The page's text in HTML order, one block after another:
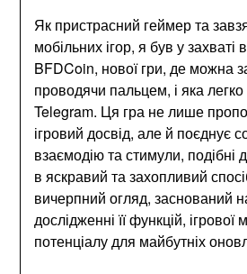
Як пристрасний геймер та
мобільних ігор, я був у захваті
BFDCoin, нової гри, де можна
проводячи пальцем, і яка легко
Telegram. Ця гра не лише
ігровий досвід, але й поєднує
взаємодію та стимули, подібні
в яскравий та захопливий
вичерпний огляд, заснований
дослідженні її функцій, ігрової
потенціалу для майбутніх